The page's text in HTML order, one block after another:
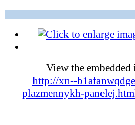
View the
http://xn--
plazmennykh-